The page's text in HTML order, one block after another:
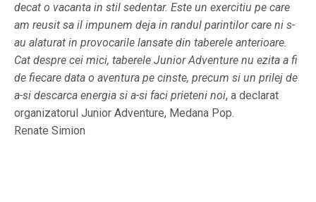
decat o vacanta in stil sedentar. Este un exercitiu pe care
am reusit sa il impunem deja in randul parintilor care ni s-
au alaturat in provocarile lansate din taberele anterioare.
Cat despre cei mici, taberele Junior Adventure nu ezita a fi
de fiecare data o aventura pe cinste, precum si un prilej de
a-si descarca energia si a-si faci prieteni noi, a declarat
organizatorul Junior Adventure, Medana Pop.
Renate Simion